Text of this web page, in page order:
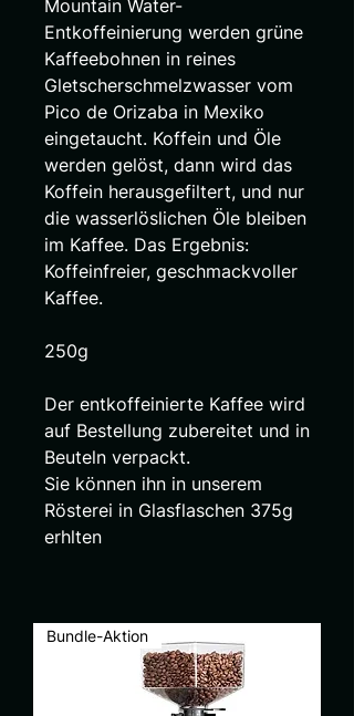
Mountain Water-
Entkoffeinierung werden grüne
Kaffeebohnen in reines
Gletscherschmelzwasser vom
Pico de Orizaba in Mexiko
eingetaucht. Koffein und Öle
werden gelöst, dann wird das
Koffein herausgefiltert, und nur
die wasserlöslichen Öle bleiben
im Kaffee. Das Ergebnis:
Koffeinfreier, geschmackvoller
Kaffee.
250g
Der entkoffeinierte Kaffee wird
auf Bestellung zubereitet und in
Beuteln verpackt.
Sie können ihn in unserem
Rösterei in Glasflaschen 375g
erhlten
Bundle-Aktion